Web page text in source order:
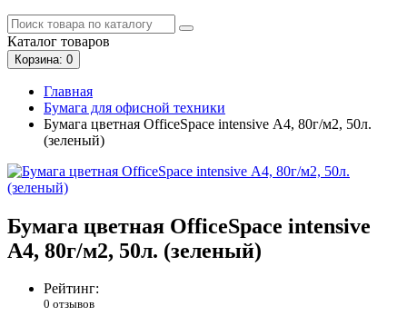
Каталог товаров
Корзина: 0
Главная
Бумага для офисной техники
Бумага цветная OfficeSpace intensive А4, 80г/м2, 50л.
(зеленый)
Бумага цветная OfficeSpace intensive
А4, 80г/м2, 50л. (зеленый)
Рейтинг:
0 отзывов